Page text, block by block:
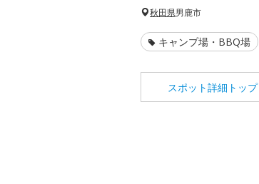
秋田県男鹿市
キャンプ場・BBQ場
スポット詳細 トップ